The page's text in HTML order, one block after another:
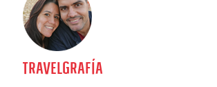
TRAVELGRAFÍA